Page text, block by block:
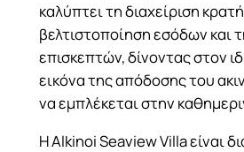
καλύπτει τη διαχείριση
βελτιστοποίηση εσόδων και
επισκεπτών, δίνοντας στον
εικόνα της απόδοσης του
να εμπλέκεται στην
Η Alkinoi Seaview Villa είναι